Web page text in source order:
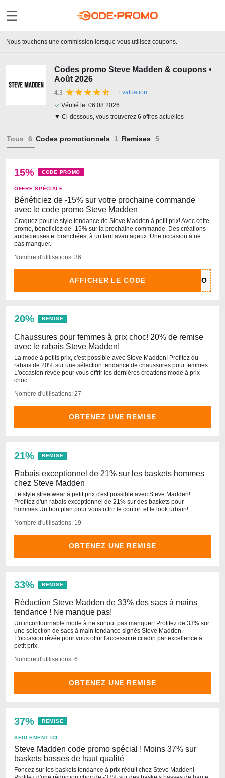
Nous touchons une commission lorsque vous utilisez coupons.
Codes promo Steve Madden & coupons •
Août 2026
4.3
Evaluation
✓ Vérifié le: 06.08.2026
▼ Ci-dessous, vous trouverez 6 offres actuelles
Tous Codes promotionnels Remises
15% CODE PROMO
OFFRE SPÉCIALE
Bénéficiez de -15% sur votre prochaine commande
avec le code promo Steve Madden
Craquez pour le style tendance de Steve Madden à petit prix! Avec cette
promo, bénéficiez de -15% sur la prochaine commande. Des créations
audacieuses et branchées, à un tarif avantageux. Une occasion à ne
pas manquer.
Nombre d'utilisations: 36
AFFICHER LE CODE
20% REMISE
Chaussures pour femmes à prix choc! 20% de remise
avec le rabais Steve Madden!
La mode à petits prix, c'est possible avec Steve Madden! Profitez du
rabais de 20% sur une sélection tendance de chaussures pour femmes.
L'occasion rêvée pour vous offrir les dernières créations mode à prix
choc.
Nombre d'utilisations: 27
OBTENEZ UNE REMISE
21% REMISE
Rabais exceptionnel de 21% sur les baskets hommes
chez Steve Madden
Le style streetwear à petit prix c'est possible avec Steve Madden!
Profitez d'un rabais exceptionnel de 21% sur des baskets pour
hommes.Un bon plan pour vous offrir le confort et le look urbain!
Nombre d'utilisations: 19
OBTENEZ UNE REMISE
33% REMISE
Réduction Steve Madden de 33% des sacs à mains
tendance ! Ne manque pas!
Un incontournable mode à ne surtout pas manquer! Profitez de 33% sur
une sélection de sacs à main tendance signés Steve Madden.
L'occasion rêvée pour vous offrir l'accessoire citadin par excellence à
petit prix.
Nombre d'utilisations: 6
OBTENEZ UNE REMISE
37% REMISE
SEULEMENT ICI
Steve Madden code promo spécial ! Moins 37% sur
baskets basses de haut qualité
Foncez sur les baskets tendance à prix réduit chez Steve Madden!